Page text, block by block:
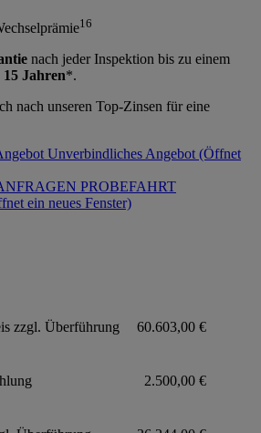
16
nach jeder Inspektion bis zu einem
15 Jahren*.
nach unseren Top-Zinsen für eine
Unverbindliches Angebot (Öffnet
PROBEFAHRT
ein neues Fenster)
zzgl. Überführung 60.603,00 €
2.500,00 €